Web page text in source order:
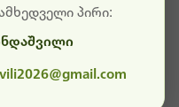
პირი: